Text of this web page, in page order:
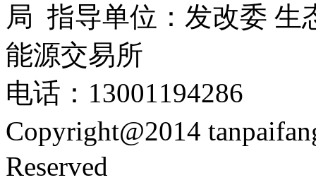
局 指导单位：发改委 生
能源交易所
电话：13001194286
Copyright@2014
Reserved